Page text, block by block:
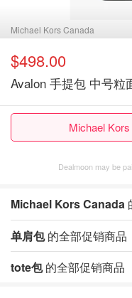
Michael Kors Canada
$498.00
Avalon 手提包 中号粒
Michael
Dealmoon may be
Michael Kors Canada
单肩包的全部促销商品
tote包的全部促销商品